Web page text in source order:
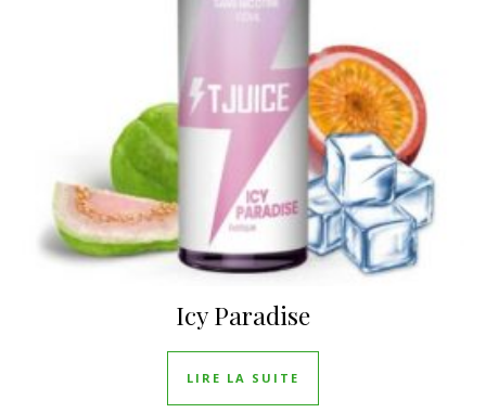
Icy Paradise
LIRE LA SUITE